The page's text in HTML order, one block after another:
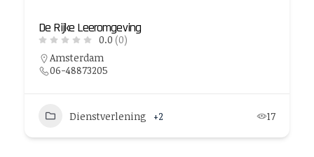
De Rijke Leeromgeving
0.0 (0)
Amsterdam
06-48873205
Dienstverlening +2 17